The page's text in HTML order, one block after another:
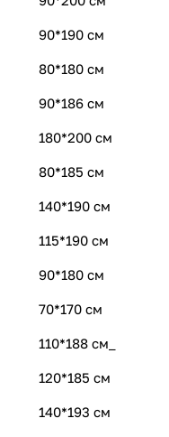
90*190 см
80*180 см
90*186 см
180*200 см
80*185 см
140*190 см
115*190 см
90*180 см
70*170 см
110*188 см_
120*185 см
140*193 см